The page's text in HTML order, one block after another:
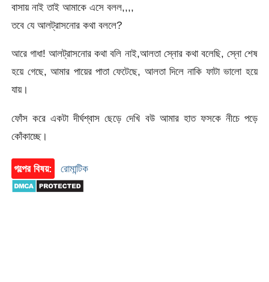
বাসায় নাই তাই আমাকে এসে বলল,,,,
তবে যে আলট্রাসনোর কথা বললে?
আরে গাধা! আলট্রাসনোর কথা বলি নাই,আলতা স্নোর কথা বলেছি, স্নো শেষ
হয়ে গেছে, আমার পায়ের পাতা ফেটেছে, আলতা দিলে নাকি ফাটা ভালো হয়ে
যায়।
ফোঁস করে একটা দীর্ঘশ্বাস ছেড়ে দেখি বউ আমার হাত ফসকে নীচে পড়ে
কোঁকাচ্ছে।
গল্পের বিষয়: রোমান্টিক